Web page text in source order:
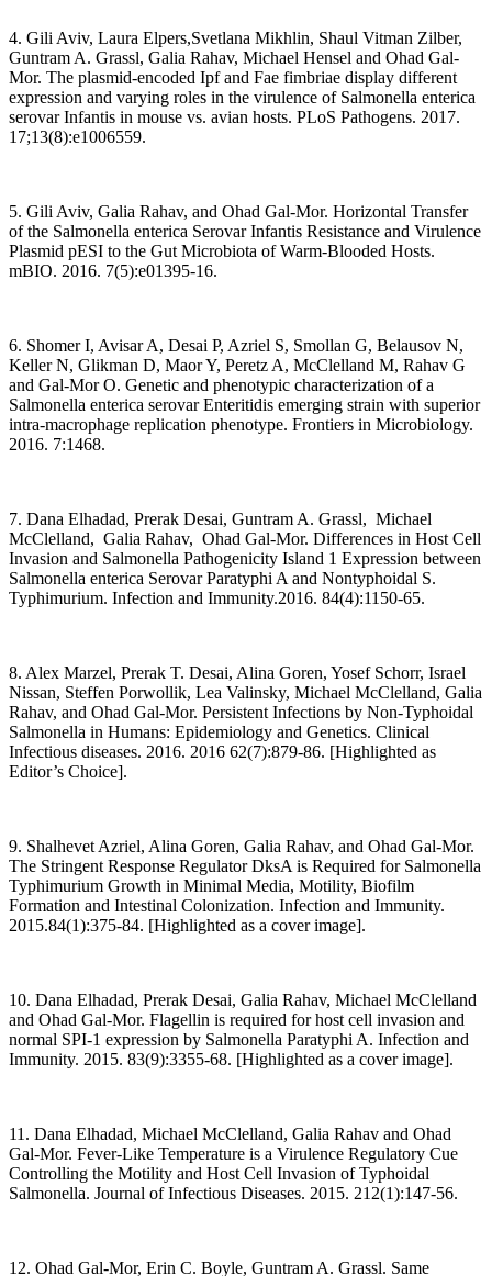
4. Gili Aviv, Laura Elpers,Svetlana Mikhlin, Shaul Vitman Zilber,
Guntram A. Grassl, Galia Rahav, Michael Hensel and Ohad Gal-
Mor. The plasmid-encoded Ipf and Fae fimbriae display different
expression and varying roles in the virulence of Salmonella enterica
serovar Infantis in mouse vs. avian hosts. PLoS Pathogens. 2017.
17;13(8):e1006559.
5. Gili Aviv, Galia Rahav, and Ohad Gal-Mor. Horizontal Transfer
of the Salmonella enterica Serovar Infantis Resistance and Virulence
Plasmid pESI to the Gut Microbiota of Warm-Blooded Hosts.
mBIO. 2016. 7(5):e01395-16.
6. Shomer I, Avisar A, Desai P, Azriel S, Smollan G, Belausov N,
Keller N, Glikman D, Maor Y, Peretz A, McClelland M, Rahav G
and Gal-Mor O. Genetic and phenotypic characterization of a
Salmonella enterica serovar Enteritidis emerging strain with superior
intra-macrophage replication phenotype. Frontiers in Microbiology.
2016. 7:1468.
7. Dana Elhadad, Prerak Desai, Guntram A. Grassl, Michael
McClelland, Galia Rahav, Ohad Gal-Mor. Differences in Host Cell
Invasion and Salmonella Pathogenicity Island 1 Expression between
Salmonella enterica Serovar Paratyphi A and Nontyphoidal S.
Typhimurium. Infection and Immunity.2016. 84(4):1150-65.
8. Alex Marzel, Prerak T. Desai, Alina Goren, Yosef Schorr, Israel
Nissan, Steffen Porwollik, Lea Valinsky, Michael McClelland, Galia
Rahav, and Ohad Gal-Mor. Persistent Infections by Non-Typhoidal
Salmonella in Humans: Epidemiology and Genetics. Clinical
Infectious diseases. 2016. 2016 62(7):879-86. [Highlighted as
Editor’s Choice].
9. Shalhevet Azriel, Alina Goren, Galia Rahav, and Ohad Gal-Mor.
The Stringent Response Regulator DksA is Required for Salmonella
Typhimurium Growth in Minimal Media, Motility, Biofilm
Formation and Intestinal Colonization. Infection and Immunity.
2015.84(1):375-84. [Highlighted as a cover image].
10. Dana Elhadad, Prerak Desai, Galia Rahav, Michael McClelland
and Ohad Gal-Mor. Flagellin is required for host cell invasion and
normal SPI-1 expression by Salmonella Paratyphi A. Infection and
Immunity. 2015. 83(9):3355-68. [Highlighted as a cover image].
11. Dana Elhadad, Michael McClelland, Galia Rahav and Ohad
Gal-Mor. Fever-Like Temperature is a Virulence Regulatory Cue
Controlling the Motility and Host Cell Invasion of Typhoidal
Salmonella. Journal of Infectious Diseases. 2015. 212(1):147-56.
12. Ohad Gal-Mor, Erin C. Boyle, Guntram A. Grassl. Same